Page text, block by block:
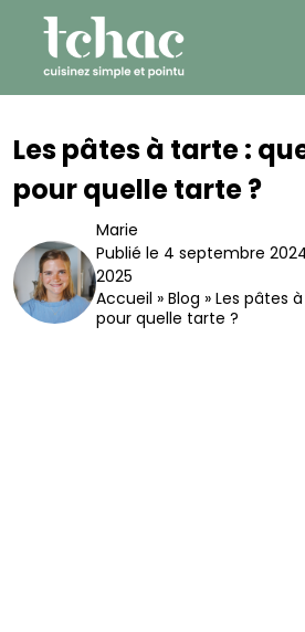
content
Les pâtes à tarte :
pour quelle tarte ?
Marie
Publié le 4 septembre
2025
Accueil » Blog » Les pâtes
pour quelle tarte ?